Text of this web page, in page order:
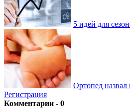
5 идей для
Ортопед
Регистрация
Комментарии - 0